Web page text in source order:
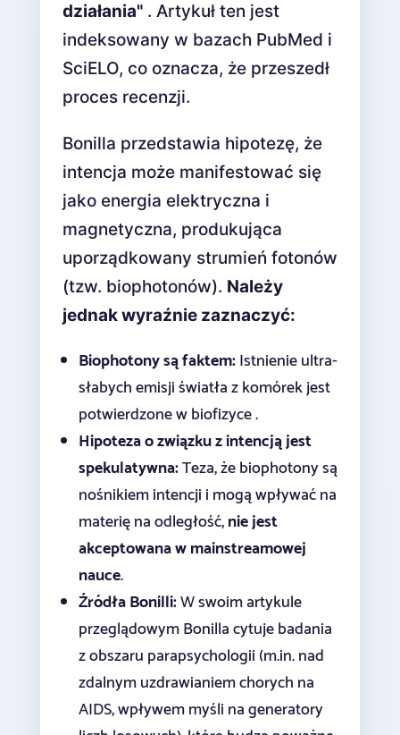
działania" . Artykuł ten jest
indeksowany w bazach PubMed i
SciELO, co oznacza, że przeszedł
proces recenzji.
Bonilla przedstawia hipotezę, że
intencja może manifestować się
jako energia elektryczna i
magnetyczna, produkująca
uporządkowany strumień fotonów
(tzw. biophotonów). Należy
jednak wyraźnie zaznaczyć:
Biophotony są faktem:Istnienie ultra-
słabych emisji światła z komórek jest
potwierdzone w biofizyce .
Hipoteza o związku z intencją jest
spekulatywna:Teza, że biophotony są
nośnikiem intencji i mogą wpływać na
materię na odległość,nie jest
akceptowana w mainstreamowej
nauce.
Źródła Bonilli:W swoim artykule
przeglądowym Bonilla cytuje badania
z obszaru parapsychologii (m.in. nad
zdalnym uzdrawianiem chorych na
AIDS, wpływem myśli na generatory